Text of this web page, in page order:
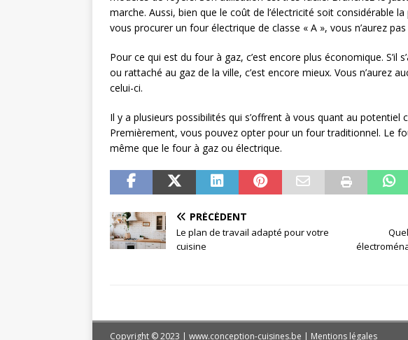
marche. Aussi, bien que le coût de l’électricité soit considérable
vous procurer un four électrique de classe « A », vous n’aurez
Pour ce qui est du four à gaz, c’est encore plus économique. S’il
ou rattaché au gaz de la ville, c’est encore mieux. Vous n’aurez
celui-ci.
Il y a plusieurs possibilités qui s’offrent à vous quant au potentiel
Premièrement, vous pouvez opter pour un four traditionnel. Le
même que le four à gaz ou électrique.
PRÉCÉDENT
Le plan de travail adapté pour votre
cuisine
Copyright © 2023 | www.conception-cuisines.be | Mentions légales